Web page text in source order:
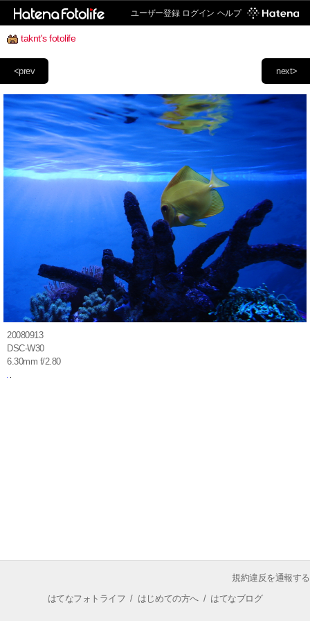
ユーザー登録 ログイン ヘルプ
taknt's fotolife
next>
<prev
20080913
DSC-W30
6.30mm f/2.80
規約違反を通報する
はてなフォトライフ / はじめての方へ/ はてなブログ